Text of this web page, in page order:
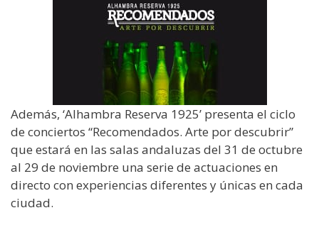
Además, ‘Alhambra Reserva 1925’ presenta el ciclo
de conciertos “Recomendados. Arte por descubrir”
que estará en las salas andaluzas del 31 de octubre
al 29 de noviembre una serie de actuaciones en
directo con experiencias diferentes y únicas en cada
ciudad.